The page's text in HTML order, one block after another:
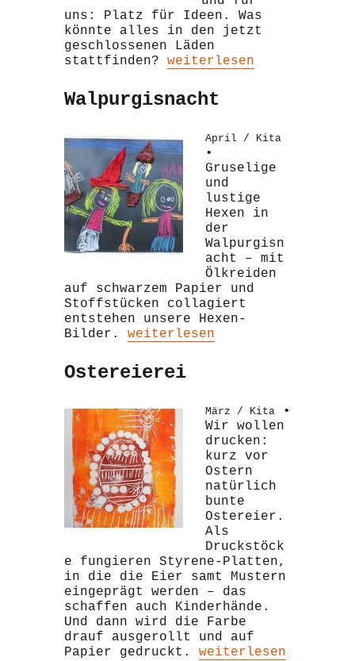
uns: Platz für Ideen. Was
könnte alles in den jetzt
geschlossenen Läden
stattfinden? „Schaufensterbummel“
weiterlesen
Walpurgisnacht
April / Kita
•
Gruselige
und
lustige
Hexen in
der
Walpurgisn
acht – mit
Ölkreiden
auf schwarzem Papier und
Stoffstücken collagiert
entstehen unsere Hexen-
Bilder. „Walpurgisnacht“
weiterlesen
Ostereierei
März / Kita•
Wir wollen
drucken:
kurz vor
Ostern
natürlich
bunte
Ostereier.
Als
Druckstöck
e fungieren Styrene-Platten,
in die die Eier samt Mustern
eingeprägt werden – das
schaffen auch Kinderhände.
Und dann wird die Farbe
drauf ausgerollt und auf
Papier gedruckt. „Ostereierei“
weiterlesen